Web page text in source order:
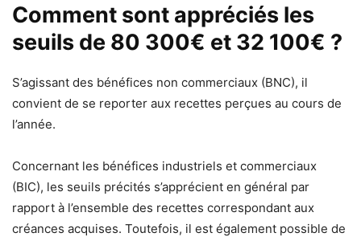
Comment sont appréciés les
seuils de 80 300€ et 32 100€ ?
S’agissant des bénéfices non commerciaux (BNC), il
convient de se reporter aux recettes perçues au cours de
l’année.
Concernant les bénéfices industriels et commerciaux
(BIC), les seuils précités s’apprécient en général par
rapport à l’ensemble des recettes correspondant aux
créances acquises. Toutefois, il est également possible de